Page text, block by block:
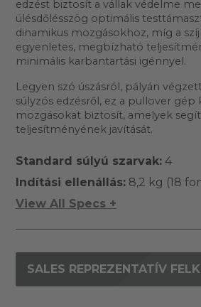
edzést biztosít a vállak védelme
ülésdőlésszög optimális
dinamikus mozgásokhoz, míg a
egyenletes, megbízható
minimális karbantartási igénnyel.
Legyen szó úszásról, pályán
súlyzós edzésről, ez a pullover
mozgásokat biztosít, amelyek
teljesítményének javítását.
Standard súlyú szarvak:4
Indítási ellenállás:8,2 kg (18
View All Specs +
SALES REPREZENTATÍV